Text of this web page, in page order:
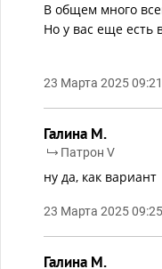
В общем много
Но у вас еще есть
23 Марта 2025 09:21
Галина М.
Патрон V
ну да, как вариант
23 Марта 2025 09:25
Галина М.